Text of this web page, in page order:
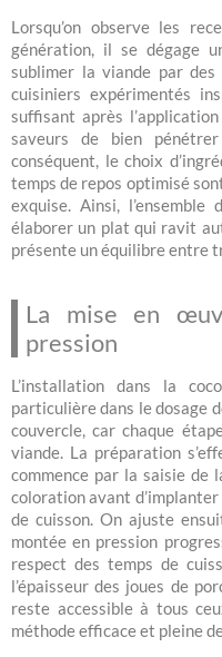
Lorsqu’on observe les
génération, il se dégage
sublimer la viande par des
cuisiniers expérimentés
suffisant après
saveurs de bien
conséquent, le choix
temps de repos optimisé
exquise. Ainsi,
élaborer un plat qui ravit
présente un équilibre entre
La mise en
pression
L’installation dans la
particulière dans le dosage
couvercle, car chaque
viande. La préparation
commence par la saisie de
coloration avant
de cuisson. On ajuste
montée en pression
respect des temps de
l’épaisseur des joues de
reste accessible à tous
méthode efficace et pleine